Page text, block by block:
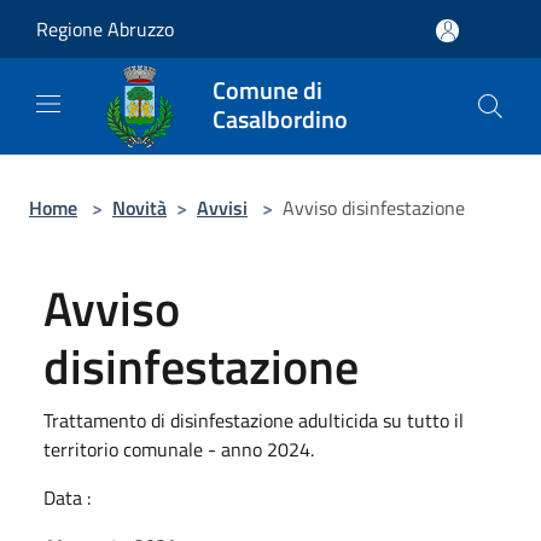
Regione Abruzzo
Comune di
Casalbordino
Home > Novità > Avvisi > Avviso disinfestazione
Avviso
disinfestazione
Trattamento di disinfestazione adulticida su tutto il
territorio comunale - anno 2024.
Data :